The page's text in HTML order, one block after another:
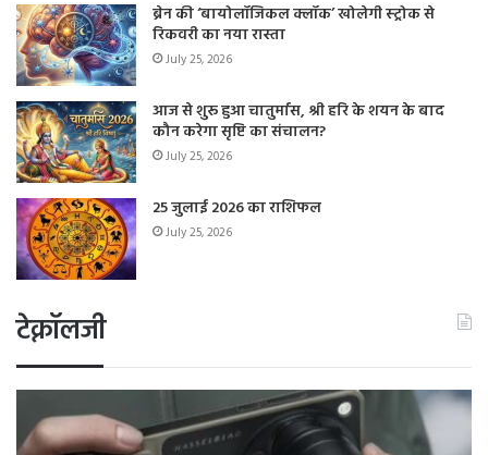
ब्रेन की ‘बायोलॉजिकल क्लॉक’ खोलेगी स्ट्रोक से
रिकवरी का नया रास्ता
July 25, 2026
आज से शुरू हुआ चातुर्मास, श्री हरि के शयन के बाद
कौन करेगा सृष्टि का संचालन?
July 25, 2026
25 जुलाई 2026 का राशिफल
July 25, 2026
टेक्नॉलजी